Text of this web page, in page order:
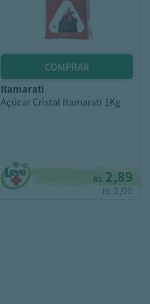
itamarati
Açúcar Cristal Itamarati 1Kg
R$ 2,89
R$ 3,09